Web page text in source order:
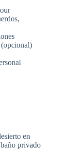
en
privado